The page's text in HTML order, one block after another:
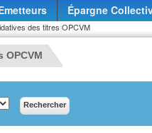
Épargne
des titres OPCVM